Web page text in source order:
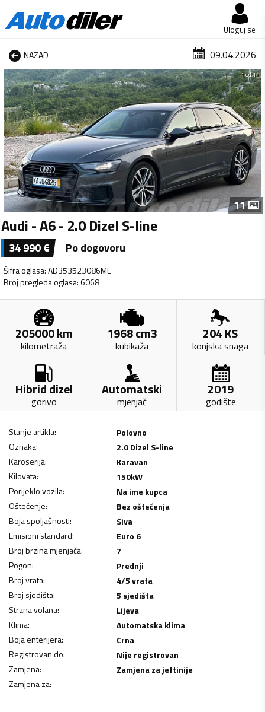
Uloguj se
NAZAD 09.04.2026
1 od 11
11
Audi - A6 - 2.0 Dizel S-line
34 990€ Po dogovoru
Šifra oglasa:AD353523086ME
Broj pregleda oglasa:6068
205000km
kilometraža
1968cm3
kubikaža
204KS
konjska snaga
Hibrid dizel
gorivo
Automatski
mjenjač
2019
godište
Stanje artikla:
Polovno
Oznaka:
2.0 Dizel S-line
Karoserija:
Karavan
Kilovata: 150kW
Porijeklo vozila:
Na ime kupca
Oštećenje:
Bez oštećenja
Boja spoljašnosti:
Siva
Emisioni standard:
Euro 6
Broj brzina mjenjača:
7
Pogon:
Prednji
Broj vrata:
4/5 vrata
Broj sjedišta:
5 sjedišta
Strana volana:
Lijeva
Klima:
Automatska klima
Boja enterijera:
Crna
Registrovan do:
Nije registrovan
Zamjena:
Zamjena za jeftinije
Zamjena za: